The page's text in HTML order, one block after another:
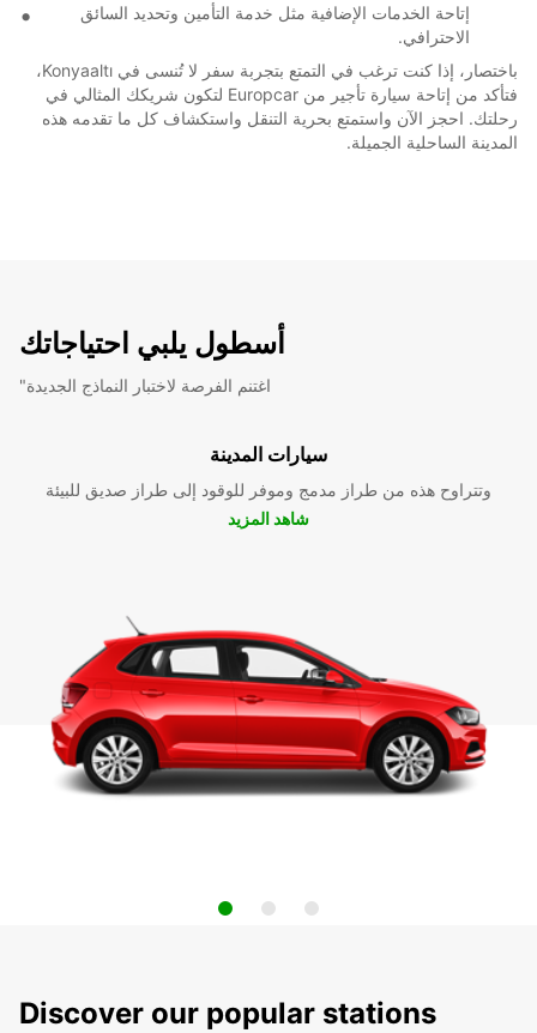
إتاحة الخدمات الإضافية مثل خدمة التأمين وتحديد السائق
الاحترافي.
باختصار، إذا كنت ترغب في التمتع بتجربة سفر لا تُنسى في Konyaaltı،
فتأكد من إتاحة سيارة تأجير من Europcar لتكون شريكك المثالي في
رحلتك. احجز الآن واستمتع بحرية التنقل واستكشاف كل ما تقدمه هذه
المدينة الساحلية الجميلة.
أسطول يلبي احتياجاتك
"اغتنم الفرصة لاختبار النماذج الجديدة
سيارات المدينة
وتتراوح هذه من طراز مدمج وموفر للوقود إلى طراز صديق للبيئة
شاهد المزيد
Discover our popular stations